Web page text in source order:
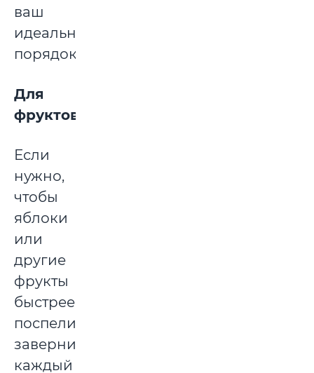
ваш
идеальный
порядок.
Для
фруктов
Если
нужно,
чтобы
яблоки
или
другие
фрукты
быстрее
поспели,
заверните
каждый